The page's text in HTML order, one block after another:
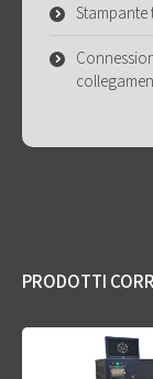
Stampante
PRODOTTI